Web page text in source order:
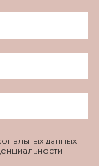
данных